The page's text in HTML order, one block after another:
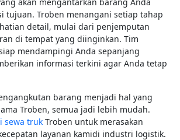
tujuan. Troben menangani setiap tahap
detail, mulai dari penjemputan
di tempat yang diinginkan. Tim
mendampingi Anda sepanjang
informasi terkini agar Anda tetap
barang menjadi hal yang
Troben, semua jadi lebih mudah.
sewa truk Troben untuk merasakan
layanan kamidi industri logistik.